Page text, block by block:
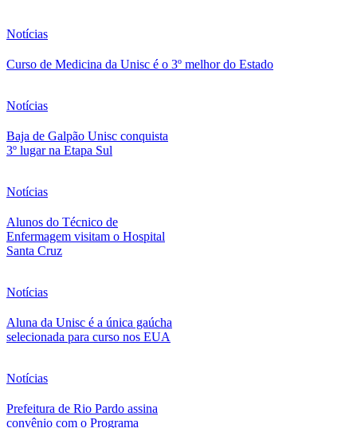
Notícias
Curso de Medicina da Unisc é o 3º melhor do Estado
Notícias
Baja de Galpão Unisc conquista
3º lugar na Etapa Sul
Notícias
Alunos do Técnico de
Enfermagem visitam o Hospital
Santa Cruz
Notícias
Aluna da Unisc é a única gaúcha
selecionada para curso nos EUA
Notícias
Prefeitura de Rio Pardo assina
convênio com o Programa